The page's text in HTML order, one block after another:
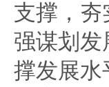
支撑，夯
强谋划发
撑发展水